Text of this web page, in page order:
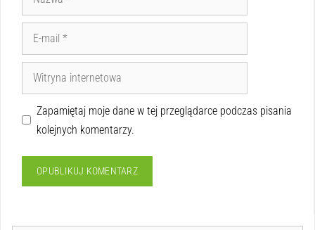
Zapamiętaj moje dane w tej przeglądarce podczas pisania
kolejnych komentarzy.